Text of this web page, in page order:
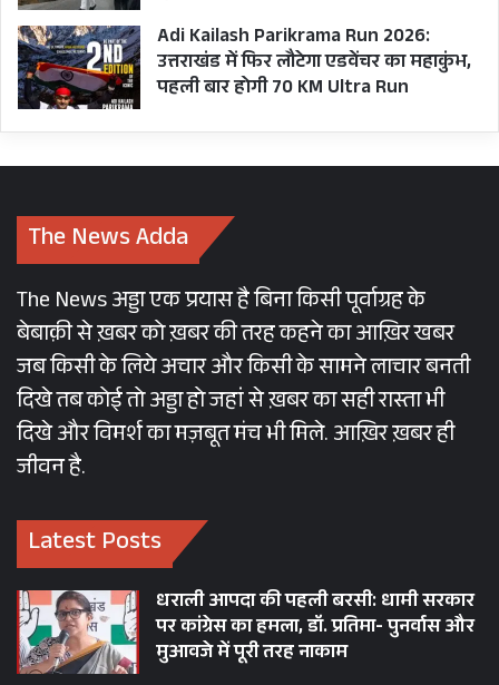
Adi Kailash Parikrama Run 2026:
उत्तराखंड में फिर लौटेगा एडवेंचर का महाकुंभ,
पहली बार होगी 70 KM Ultra Run
The News Adda
The News अड्डा एक प्रयास है बिना किसी पूर्वाग्रह के
बेबाक़ी से ख़बर को ख़बर की तरह कहने का आख़िर खबर
जब किसी के लिये अचार और किसी के सामने लाचार बनती
दिखे तब कोई तो अड्डा हो जहां से ख़बर का सही रास्ता भी
दिखे और विमर्श का मज़बूत मंच भी मिले. आख़िर ख़बर ही
जीवन है.
Latest Posts
धराली आपदा की पहली बरसी: धामी सरकार
पर कांग्रेस का हमला, डॉ. प्रतिमा- पुनर्वास और
मुआवजे में पूरी तरह नाकाम